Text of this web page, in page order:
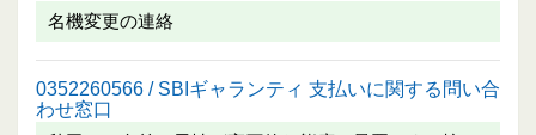
名機変更の連絡
0352260566 / SBIギャランティ 支払いに関する問い合
わせ窓口